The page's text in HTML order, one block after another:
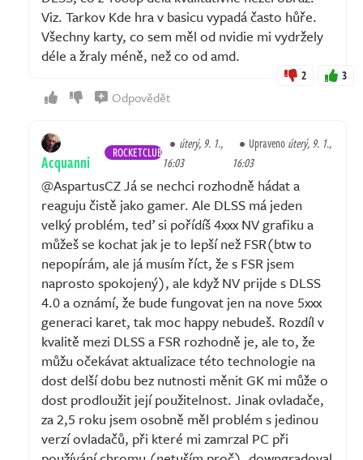
Viz. Tarkov Kde hra v basicu vypadá často hůře.
Všechny karty, co sem měl od nvidie mi vydržely
déle a žraly méně, než co od amd.
2 3
Odpovědět
Acquanni ROCKETCLUB
úterý, 9. 1.,
16:03
Upravenoúterý, 9. 1.,
16:03
@AspartusCZ Já se nechci rozhodně hádat a
reaguju čistě jako gamer. Ale DLSS má jeden
velký problém, teď si pořídíš 4xxx NV grafiku a
můžeš se kochat jak je to lepší než FSR(btw to
nepopírám, ale já musím říct, že s FSR jsem
naprosto spokojený), ale když NV prijde s DLSS
4.0 a oznámí, že bude fungovat jen na nove 5xxx
generaci karet, tak moc happy nebudeš. Rozdíl v
kvalitě mezi DLSS a FSR rozhodně je, ale to, že
můžu očekávat aktualizace této technologie na
dost delší dobu bez nutnosti měnit GK mi může o
dost prodloužit její použitelnost. Jinak ovladače,
za 2,5 roku jsem osobně měl problém s jedinou
verzí ovladačů, při které mi zamrzal PC při